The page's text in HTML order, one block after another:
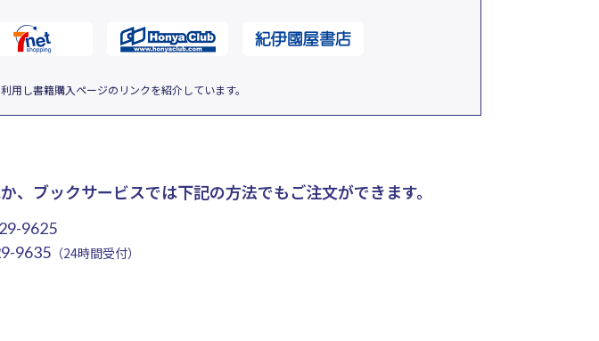
用し書籍購入ページのリンクを紹介しています。
ブックサービスでは下記の方法でもご注文ができます。
9625
9635（24時間受付）